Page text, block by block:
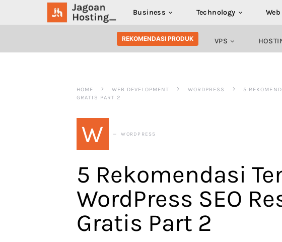
Business Technology
SEARCH FOR:
REKOMENDASI PRODUK VPS
HOME WEB DEVELOPMENT WORDPRESS
5
GRATIS PART 2
W WORDPRESS
5 Rekomendasi
WordPress SEO
Gratis Part 2